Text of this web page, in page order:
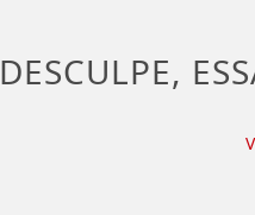
DESCULPE,